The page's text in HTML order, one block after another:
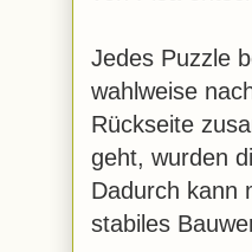
Jedes Puzzle
wahlweise
Rückseite
geht, wurden
Dadurch kann
stabiles